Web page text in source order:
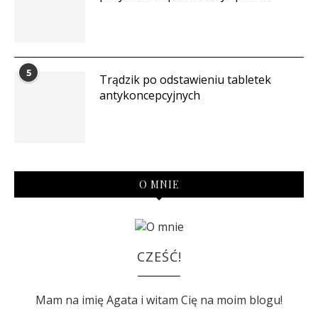
5
Trądzik po odstawieniu tabletek
antykoncepcyjnych
O MNIE
CZEŚĆ!
Mam na imię Agata i witam Cię na moim blogu!